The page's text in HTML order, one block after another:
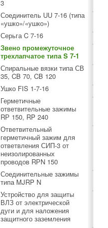
3
Соединитель UU 7-16 (типа
«ушко»/«ушко»)
Серьга C 7-16
Звено промежуточное
трехлапчатое типа S 7-1
Спиральные вязки типа СВ
35, CB 70, CB 120
Ушко FIS 1-7-16
Герметичные
ответвительные зажимы
RР 150, RP 240
Ответвительный
герметичный зажим для
ответвления СИП-3 от
неизолированных
проводов RРN 150
Соединительные зажимы
типа MJRP N
Устройство для защиты
ВЛЗ от электрической
дуги и для наложения
защитного заземления